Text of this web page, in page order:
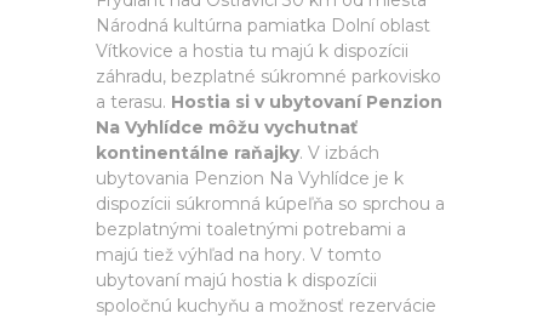
Národná kultúrna pamiatka Dolní oblast
Vítkovice a hostia tu majú k dispozícii
záhradu, bezplatné súkromné parkovisko
a terasu. Hostia si v ubytovaní Penzion
Na Vyhlídce môžu vychutnať
kontinentálne raňajky. V izbách
ubytovania Penzion Na Vyhlídce je k
dispozícii súkromná kúpeľňa so sprchou a
bezplatnými toaletnými potrebami a
majú tiež výhľad na hory. V tomto
ubytovaní majú hostia k dispozícii
spoločnú kuchyňu a možnosť rezervácie